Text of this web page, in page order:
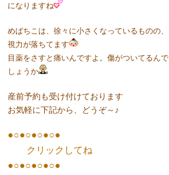
になりますね
めばちこは、徐々に小さくなっているものの、
視力が落ちてます
目薬をさすと痛いんですよ。傷がついてるんで
しょうか
産前予約も受け付けております
お気軽に下記から、どうぞ～♪
●○●○●○●○●
クリックしてね
●○●○●○●○●